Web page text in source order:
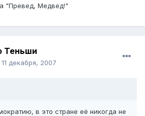
"Превед, Медвед!"
Теньши
11 декабря, 2007
в это стране её никогда не